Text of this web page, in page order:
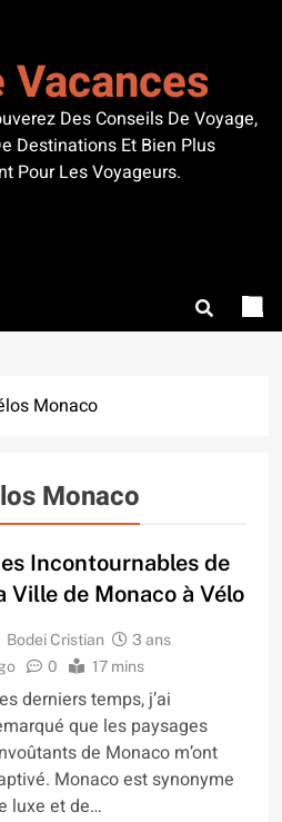
Vacances
Des Conseils De Voyage,
Destinations Et Bien Plus
Pour Les Voyageurs.
Monaco
Monaco
Incontournables de
Ville de Monaco à Vélo
Bodei Cristian
3 ans
0 17 mins
derniers temps, j’ai
que les paysages
de Monaco m’ont
Monaco est synonyme
luxe et de…